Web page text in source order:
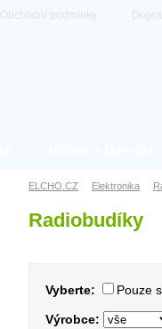
Obchodní podmínky
ELCHO.CZ Elektronika
Radiobudíky
Vyberte: Pouze
Výrobce: